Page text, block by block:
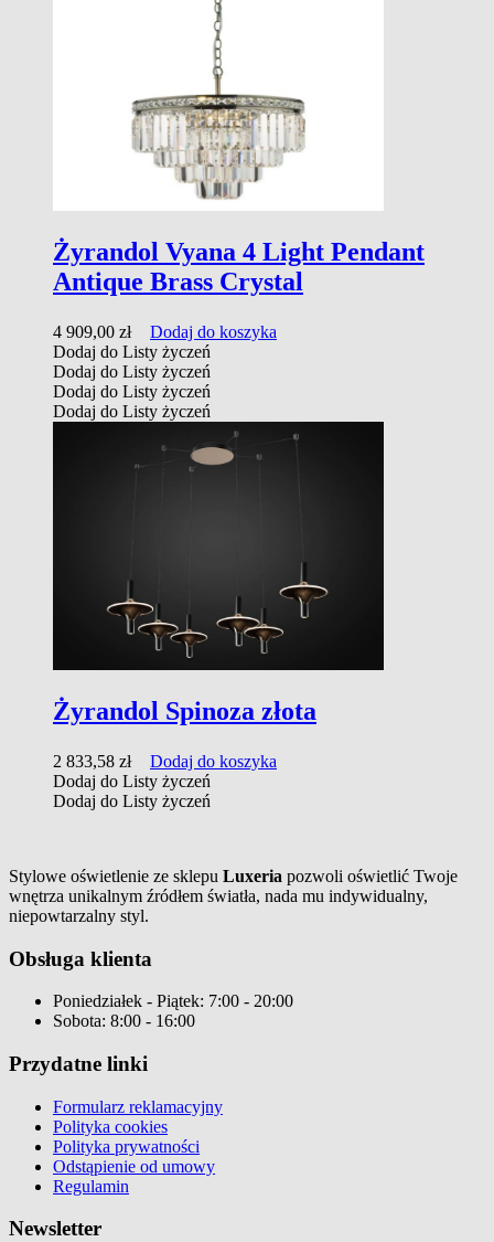
Żyrandol Vyana 4 Light Pendant
Antique Brass Crystal
4 909,00 zł
Dodaj do koszyka
Dodaj do Listy życzeń
Dodaj do Listy życzeń
Dodaj do Listy życzeń
Dodaj do Listy życzeń
Żyrandol Spinoza złota
2 833,58 zł
Dodaj do koszyka
Dodaj do Listy życzeń
Dodaj do Listy życzeń
Stylowe oświetlenie ze sklepu Luxeria pozwoli oświetlić Twoje
wnętrza unikalnym źródłem światła, nada mu indywidualny,
niepowtarzalny styl.
Obsługa klienta
Poniedziałek - Piątek: 7:00 - 20:00
Sobota: 8:00 - 16:00
Przydatne linki
Formularz reklamacyjny
Polityka cookies
Polityka prywatności
Odstąpienie od umowy
Regulamin
Newsletter